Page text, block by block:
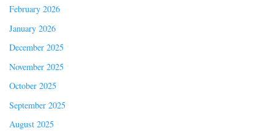
February 2026
January 2026
December 2025
November 2025
October 2025
September 2025
August 2025